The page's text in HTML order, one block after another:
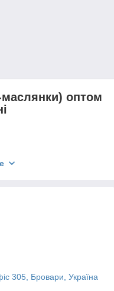
маслянки) оптом
різьби для
за принципом
або маслянисте
у важкодоступні
маслянок було б
механізмів без
305, Бровари, Україна